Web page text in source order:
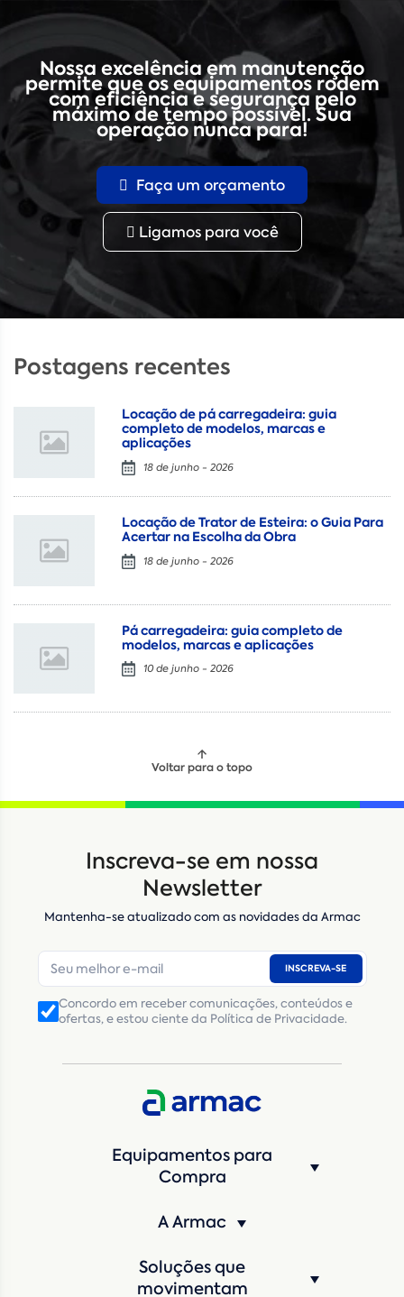
Nossa excelência em manutenção
permite que os equipamentos rodem
com eficiência e segurança pelo
máximo de tempo possível. Sua
operação nunca para!
Faça um orçamento
Ligamos para você
Postagens recentes
Locação de pá carregadeira: guia
completo de modelos, marcas e
aplicações
18 de junho - 2026
Locação de Trator de Esteira: o Guia Para
Acertar na Escolha da Obra
18 de junho - 2026
Pá carregadeira: guia completo de
modelos, marcas e aplicações
10 de junho - 2026
Voltar para o topo
Inscreva-se em nossa
Newsletter
Mantenha-se atualizado com as novidades da Armac
INSCREVA-SE
Concordo em receber comunicações, conteúdos e
ofertas, e estou ciente da Política de Privacidade.
Equipamentos para
Compra
A Armac
Soluções que
movimentam
Locação Compra de seminovos
E-mail*
Número de telefone
CNPJ Inscrição Estadual(Produtor Rural)
CNPJ da empresa/ CPF - Produtor rural*
Máquina de interesse*
Qual o período de locação? *